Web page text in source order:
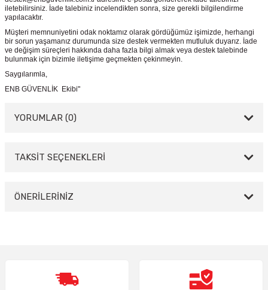
iletebilirsiniz. İade talebiniz incelendikten sonra, size gerekli bilgilendirme
yapılacaktır.
Müşteri memnuniyetini odak noktamız olarak gördüğümüz işimizde, herhangi
bir sorun yaşamanız durumunda size destek vermekten mutluluk duyarız. İade
ve değişim süreçleri hakkında daha fazla bilgi almak veya destek talebinde
bulunmak için bizimle iletişime geçmekten çekinmeyin.
Saygılarımla,
ENB GÜVENLİK Ekibi"
YORUMLAR (0)
Bu ürüne ilk yorumu siz yapın!
TAKSİT SEÇENEKLERİ
ÖNERİLERİNİZ
Ürün resmi kalitesiz, bozuk veya görüntülenemiyor.